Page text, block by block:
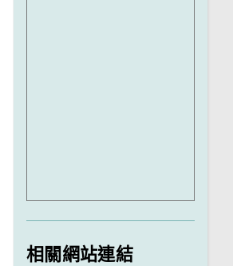
相關網站連結